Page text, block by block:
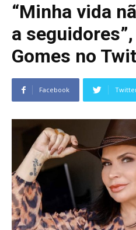
“Minha vida
a
Gomes no
Facebook